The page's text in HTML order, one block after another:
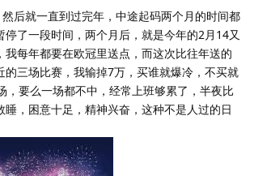
后就一直到过完年，中途起码两个月的时间都
停了一段时间，两个月后，就是今年的2月14又
我每年都要在欧冠里送点，而这次比往年送的
的三场比赛，我输掉7万，买谁就爆冷，不买就
，要么一场都不中，经常上班够累了，半夜比
睡，困意十足，精神兴奋，这种不是人过的日